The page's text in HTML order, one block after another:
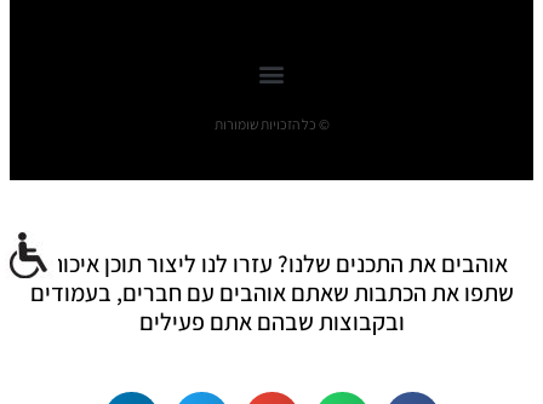
© כל הזכויות שומורות
אוהבים את התכנים שלנו? עזרו לנו ליצור תוכן איכותי:
שתפו את הכתבות שאתם אוהבים עם חברים, בעמודים
ובקבוצות שבהם אתם פעילים